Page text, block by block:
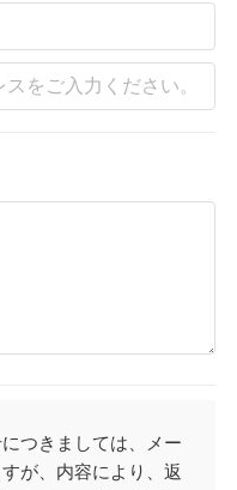
つきましては、メー
が、内容により、返